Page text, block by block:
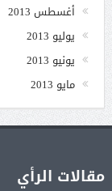
أغسطس 2013
يوليو 2013
يونيو 2013
مايو 2013
مقالات الرأي